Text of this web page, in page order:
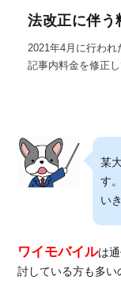
法改正に伴う
2021年4月に行わ
記事内料金を修正し
某
す
い
ワイモバイルは
討している方も多い